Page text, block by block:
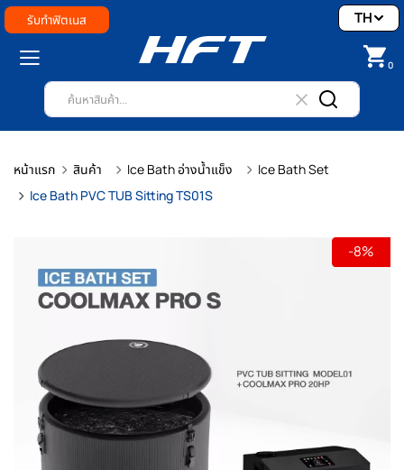
รับทำฟิตเนส
0
TH
หน้าแรก สินค้า Ice Bath อ่างน้ำแข็ง
Ice Bath Set
Ice Bath PVC TUB Sitting TS01S
-8%